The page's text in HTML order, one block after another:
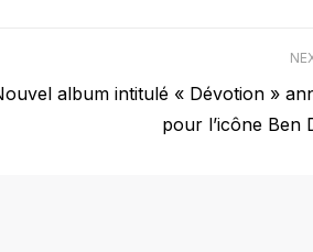
album intitulé « Dévotion »
pour l’icône Ben